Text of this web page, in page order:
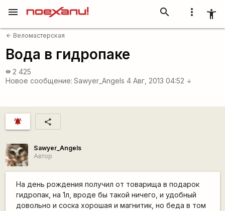
more_vert accessibility_new
search
menu
arrow_back Веломастерская
Вода в гидропаке
visibility 2 425
Новое сообщение: Sawyer_Angels 4 Авг, 2013 04:52 arrow_downward
notifications_active share
Sawyer_Angels
Автор
На день рождения получил от товарища в подарок
гидропак, на 1л, вроде бы такой ничего, и удобный
довольно и соска хорошая и магнитик, но беда в том